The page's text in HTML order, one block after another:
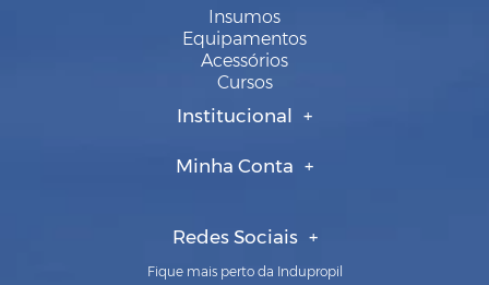
Insumos
Equipamentos
Acessórios
Cursos
Institucional
Minha Conta
Redes Sociais
Fique mais perto da Indupropil